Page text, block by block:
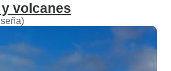
volcanes